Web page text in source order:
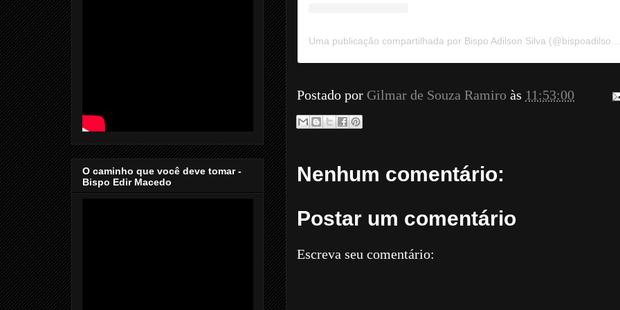
Uma publicação compartilhada por Bispo Adilson Silva (@bispoadilsonsilva)
Postado por Gilmar de Souza Ramiro às 11:53:00
Nenhum comentário:
Postar um comentário
Escreva seu comentário:
O caminho que você deve tomar -
Bispo Edir Macedo